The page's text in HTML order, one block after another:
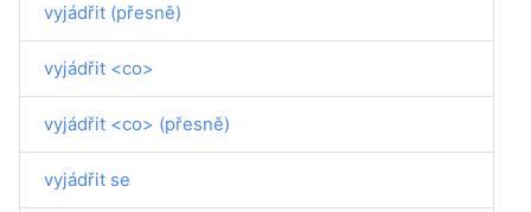
vyjádřit (přesně)
vyjádřit <co>
vyjádřit <co> (přesně)
vyjádřit se